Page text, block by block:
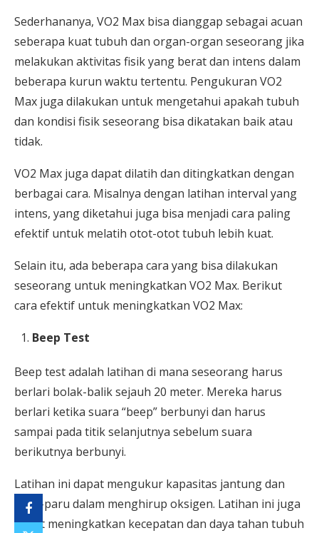
Sederhananya, VO2 Max bisa dianggap sebagai acuan
seberapa kuat tubuh dan organ-organ seseorang jika
melakukan aktivitas fisik yang berat dan intens dalam
beberapa kurun waktu tertentu. Pengukuran VO2
Max juga dilakukan untuk mengetahui apakah tubuh
dan kondisi fisik seseorang bisa dikatakan baik atau
tidak.
VO2 Max juga dapat dilatih dan ditingkatkan dengan
berbagai cara. Misalnya dengan latihan interval yang
intens, yang diketahui juga bisa menjadi cara paling
efektif untuk melatih otot-otot tubuh lebih kuat.
Selain itu, ada beberapa cara yang bisa dilakukan
seseorang untuk meningkatkan VO2 Max. Berikut
cara efektif untuk meningkatkan VO2 Max:
Beep Test
Beep test adalah latihan di mana seseorang harus
berlari bolak-balik sejauh 20 meter. Mereka harus
berlari ketika suara “beep” berbunyi dan harus
sampai pada titik selanjutnya sebelum suara
berikutnya berbunyi.
Latihan ini dapat mengukur kapasitas jantung dan
paru-paru dalam menghirup oksigen. Latihan ini juga
dapat meningkatkan kecepatan dan daya tahan tubuh